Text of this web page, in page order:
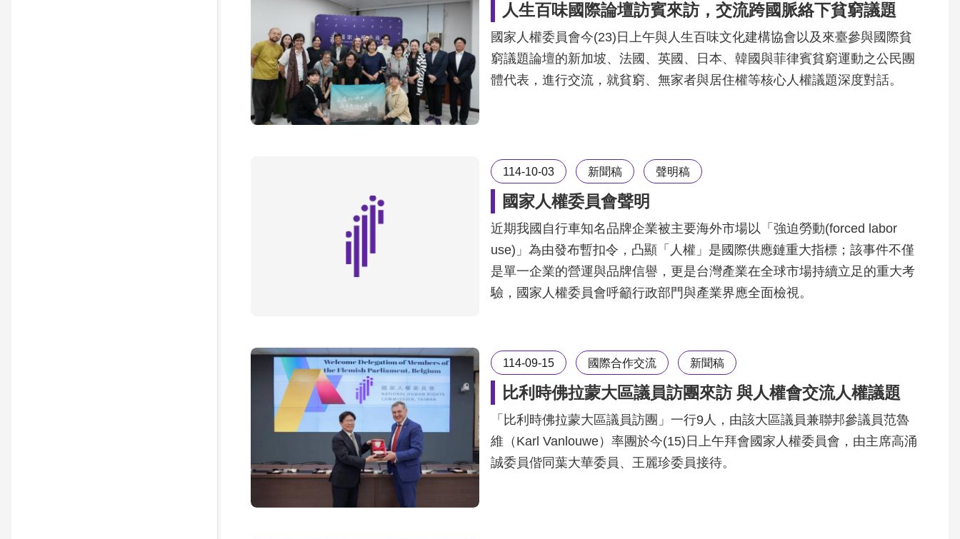
人生百味國際論壇訪賓來訪，交流跨國脈絡下貧窮議題
國家人權委員會今(23)日上午與人生百味文化建構協會以及來臺參與國際貧
窮議題論壇的新加坡、法國、英國、日本、韓國與菲律賓貧窮運動之公民團
體代表，進行交流，就貧窮、無家者與居住權等核心人權議題深度對話。
114-10-03 新聞稿 聲明稿
國家人權委員會聲明
近期我國自行車知名品牌企業被主要海外市場以「強迫勞動(forced labor
use)」為由發布暫扣令，凸顯「人權」是國際供應鏈重大指標；該事件不僅
是單一企業的營運與品牌信譽，更是台灣產業在全球市場持續立足的重大考
驗，國家人權委員會呼籲行政部門與產業界應全面檢視。
114-09-15 國際合作交流 新聞稿
比利時佛拉蒙大區議員訪團來訪 與人權會交流人權議題
「比利時佛拉蒙大區議員訪團」一行9人，由該大區議員兼聯邦參議員范魯
維（Karl Vanlouwe）率團於今(15)日上午拜會國家人權委員會，由主席高涌
誠委員偕同葉大華委員、王麗珍委員接待。